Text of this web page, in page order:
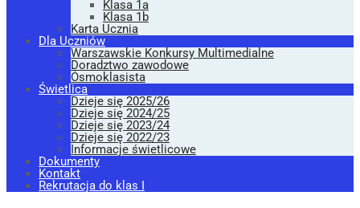
Klasa 1a
Klasa 1b
Karta Ucznia
Dla Uczniów
Warszawskie Konkursy Multimedialne
Doradztwo zawodowe
Ósmoklasista
Świetlica
Dzieje się 2025/26
Dzieje się 2024/25
Dzieje się 2023/24
Dzieje się 2022/23
Informacje świetlicowe
Dokumenty
Kontakt
Rekrutacja do klas I